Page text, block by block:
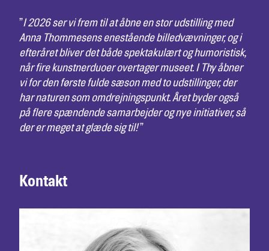
”I 2026 ser vi frem til at åbne en stor udstilling med
Anna Thommesens enestående billedvævninger, og i
efteråret bliver det både spektakulært og humoristisk,
når fire kunstnerduoer overtager museet. I Thy åbner
vi for den første fulde sæson med to udstillinger, der
har naturen som omdrejningspunkt. Året byder også
på flere spændende samarbejder og nye initiativer, så
der er meget at glæde sig til!”
Kontakt